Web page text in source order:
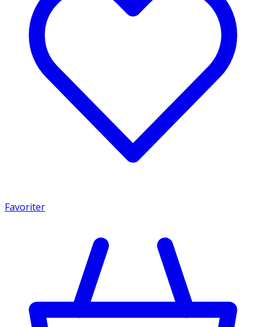
Favoriter